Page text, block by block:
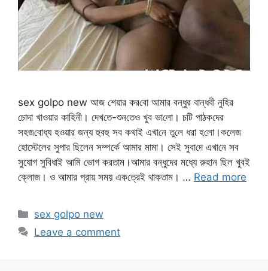
sex golpo new আজ শেয়ার কর‌বো আমার বন্ধুর বান্ধবী নু‌হির
চোদা খাওয়ার কা‌হিনী। দেখ‌তে-শুন‌তেও খুব ভা‌লো। চ‌টি পাঠক‌দের
সহজ‌বোধ্য হওয়ার জন্য হুবহু সব কথাই এখা‌নে তু‌লে ধরা হ‌লো।কলেজ
হোস্টেলের সুপার ছিলেন সম্পর্কে আমার মামা। সেই সুবা‌দে এখা‌নে সব
সুযোগ সুবিধাই আমি ভোগ করতাম।আমার বন্ধুদের মধ্যে রুহান ছিল খুবই
ক্লোজ। ও আমার প্রায় সময় এক‌ত্রেই থাকতাম। … Read more
Categories
sex golpo new
Leave a comment